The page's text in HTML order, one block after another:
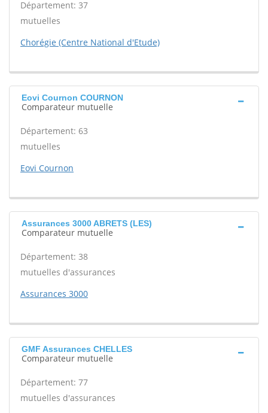
Département: 37
mutuelles
Chorégie (Centre National d'Etude)
Eovi Cournon COURNON
Comparateur mutuelle
Département: 63
mutuelles
Eovi Cournon
Assurances 3000 ABRETS (LES)
Comparateur mutuelle
Département: 38
mutuelles d'assurances
Assurances 3000
GMF Assurances CHELLES
Comparateur mutuelle
Département: 77
mutuelles d'assurances